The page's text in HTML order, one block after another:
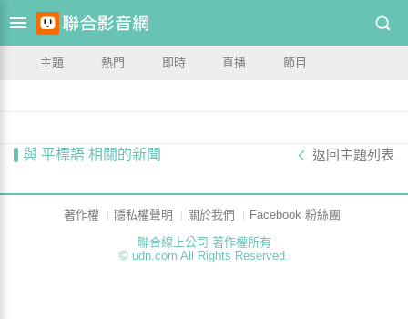
主題 熱門 即時 直播 節目
與 平標語 相關的新聞 返回主題列表
著作權 隱私權聲明 關於我們
Facebook 粉絲團
聯合線上公司 著作權所有
© udn.com All Rights Reserved.